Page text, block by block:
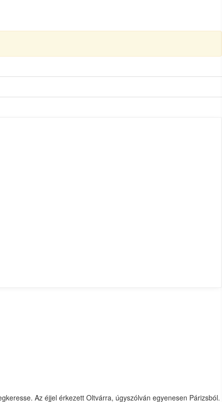
Az éjjel érkezett Oltvárra, úgyszólván egyenesen Párizsból.